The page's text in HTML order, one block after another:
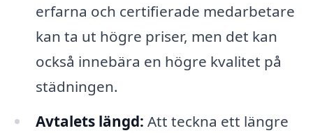
erfarna och certifierade medarbetare
kan ta ut högre priser, men det kan
också innebära en högre kvalitet på
städningen.
Avtalets längd: Att teckna ett längre